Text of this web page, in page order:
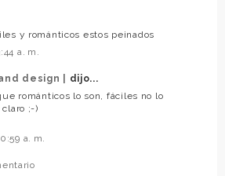
y románticos estos peinados
a. m.
design |
dijo...
románticos lo son, fáciles no lo
;-)
a. m.